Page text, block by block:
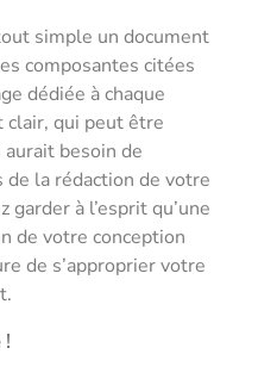
simple un document
composantes citées
dédiée à chaque
clair, qui peut être
besoin de
la rédaction de votre
à l’esprit qu’une
de votre conception
de s’approprier votre